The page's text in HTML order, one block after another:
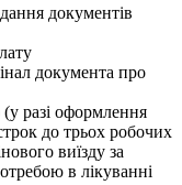
документів
документа про
разі оформлення
до трьох робочих
виїзду за
в лікуванні